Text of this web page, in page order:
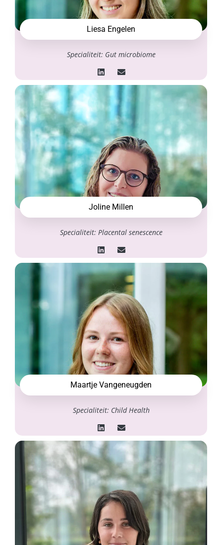
Liesa Engelen
Specialiteit: Gut microbiome
Joline Millen
Specialiteit: Placental senescence
Maartje Vangeneugden
Specialiteit: Child Health